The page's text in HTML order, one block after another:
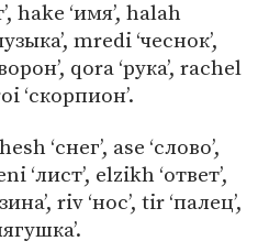
hake ‘имя’, halah
mredi ‘чеснок’,
qora ‘рука’, rachel
‘скорпион’.
‘снег’, ase ‘слово’,
‘лист’, elzikh ‘ответ’,
riv ‘нос’, tir ‘палец’,